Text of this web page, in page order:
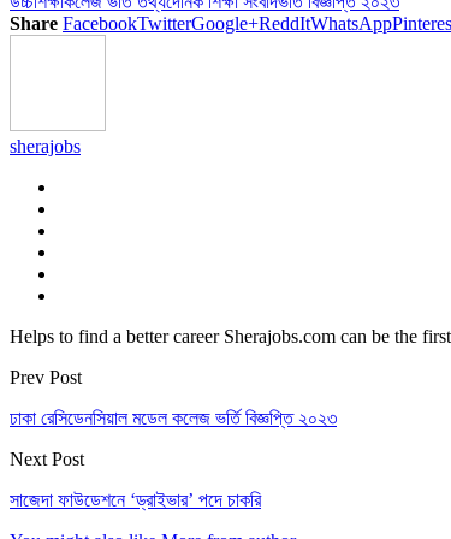
Share FacebookTwitterGoogle+ReddItWhatsApp
sherajobs
Helps to find a better career Sherajobs.com can be the
Prev Post
ঢাকা রেসিডেনসিয়াল মডেল কলেজ ভর্তি বিজ্ঞপ্তি ২০২৩
Next Post
সাজেদা ফাউডেশনে ‘ড্রাইভার’ পদে চাকরি